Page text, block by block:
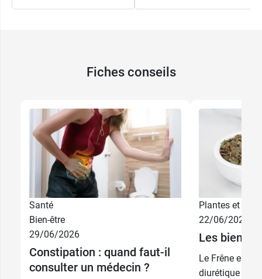
Comme tout laxatif, la prise de Transipeg doit
s'accompagner des mesures diététiques
adéquates et le prise de probiotiques comme
Osmobiotic Floravisera à renforcer la flore
intestinale pour un meilleur transit.
Fiches conseils
Santé
Bien-être
29/06/2026
Constipation : quand faut-il
consulter un médecin ?
Plantes et
22/06/2026
Les
Le Frêne est
diurétique en